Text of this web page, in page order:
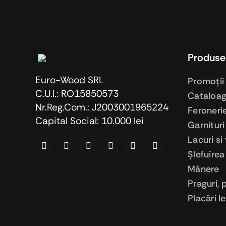
Euro-Wood SRL
C.U.I.: RO15850573
Nr.Reg.Com.: J2003001965224
Capital Social: 10.000 lei
Promoţii
Lacuri si
Mânere
Praguri,
Placări